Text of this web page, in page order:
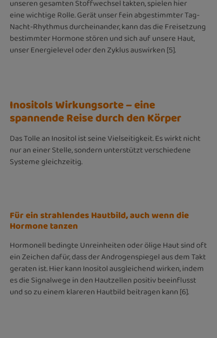
unseren gesamten Stoffwechsel takten, spielen hier
eine wichtige Rolle. Gerät unser fein abgestimmter Tag-
Nacht-Rhythmus durcheinander, kann das die Freisetzung
bestimmter Hormone stören und sich auf unsere Haut,
unser Energielevel oder den Zyklus auswirken [5].
Inositols Wirkungsorte – eine
spannende Reise durch den Körper
Das Tolle an Inositol ist seine Vielseitigkeit. Es wirkt nicht
nur an einer Stelle, sondern unterstützt verschiedene
Systeme gleichzeitig.
Für ein strahlendes Hautbild, auch wenn die
Hormone tanzen
Hormonell bedingte Unreinheiten oder ölige Haut sind oft
ein Zeichen dafür, dass der Androgenspiegel aus dem Takt
geraten ist. Hier kann Inositol ausgleichend wirken, indem
es die Signalwege in den Hautzellen positiv beeinflusst
und so zu einem klareren Hautbild beitragen kann [6].